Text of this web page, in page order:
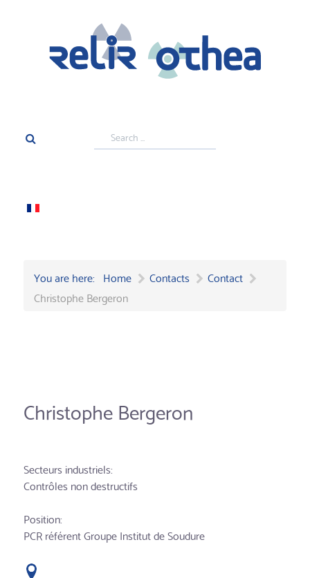
Search
...
You are here: Home Contacts
Contact
Christophe Bergeron
Christophe Bergeron
Secteurs industriels:
Contrôles non destructifs
Position:
PCR référent Groupe Institut de Soudure